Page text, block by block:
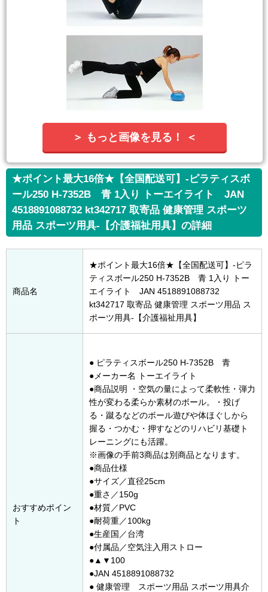
＞ もっと画像を見る！ ＜
★ポイント最大16倍★【全国配送可】-ピラティスボ
ール250 H-7352B 青 1入り トーエイライト JAN
4518891088732 kt342717 取寄品 健康管理 スポーツ
用品 スポーツ用具-【介護福祉用具】の詳細
商品名
★ポイント最大16倍★【全国配送可】-ピラ
ティスボール250 H-7352B 青 1入り トー
エイライト JAN 4518891088732
kt342717 取寄品 健康管理 スポーツ用品 ス
ポーツ用具-【介護福祉用具】
おすすめポイン
ト
● ピラティスボール250 H-7352B 青
●メーカー名 トーエイライト
●商品説明 ・空気の量によって柔軟性・弾力
性が変わる柔らか素材のボール。・投げ
る・蹴るなどのボール遊びや体ほぐしから
握る・つかむ・押すなどのリハビリ基礎ト
レーニングにも活躍。
※画像の手前3商品は別商品となります。
●商品仕様
●サイズ／直径25cm
●重さ／150g
●材質／PVC
●耐荷重／100kg
●生産国／台湾
●付属品／空気注入用ストロー
●▲▼100
●JAN 4518891088732
● 健康管理 スポーツ用品 スポーツ用具介